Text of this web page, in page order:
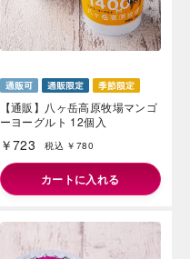
【通販】八ヶ岳高原牧場マンゴ
ーヨーグルト 12個入
￥723 税込 ￥780
カートに入れる